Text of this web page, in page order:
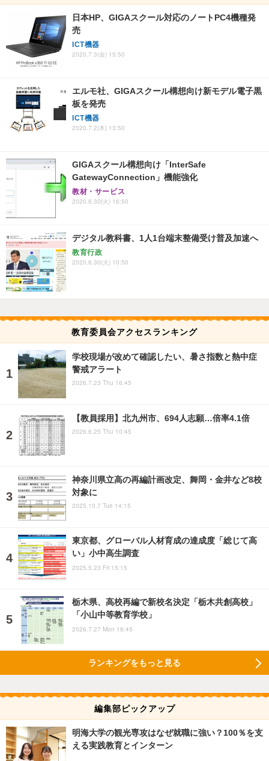
日本HP、GIGAスクール対応のノートPC4機種発
売
ICT機器
2020.7.3(金) 15:50
エルモ社、GIGAスクール構想向け新モデル電子黒
板を発売
ICT機器
2020.7.2(木) 13:50
GIGAスクール構想向け「InterSafe
GatewayConnection」機能強化
教材・サービス
2020.6.30(火) 16:50
デジタル教科書、1人1台端末整備受け普及加速へ
教育行政
2020.6.30(火) 10:50
教育委員会アクセスランキング
学校現場が改めて確認したい、暑さ指数と熱中症
警戒アラート
2026.7.23 Thu 16:45
【教員採用】北九州市、694人志願…倍率4.1倍
2026.6.25 Thu 10:45
神奈川県立高の再編計画改定、舞岡・金井など8校
対象に
2025.10.7 Tue 14:15
東京都、グローバル人材育成の達成度「総じて高
い」小中高生調査
2025.5.23 Fri 15:15
栃木県、高校再編で新校名決定「栃木共創高校」
「小山中等教育学校」
2026.7.27 Mon 18:45
ランキングをもっと見る
編集部ピックアップ
明海大学の観光専攻はなぜ就職に強い？100％を支
える実践教育とインターン